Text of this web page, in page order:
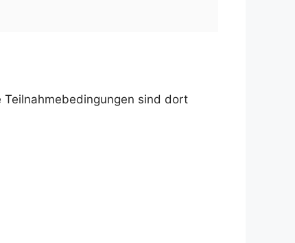
Teilnahmebedingungen sind dort